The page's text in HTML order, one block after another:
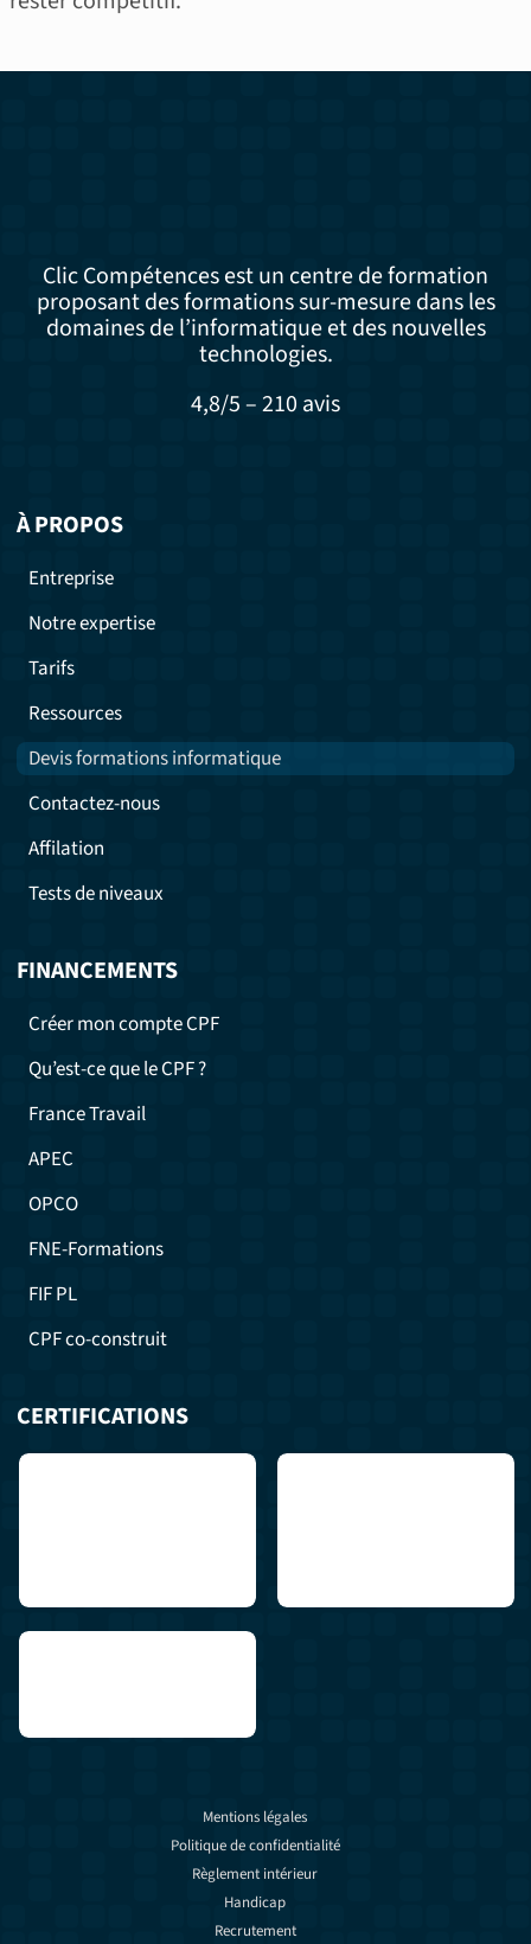
Clic Compétences est un centre de formation
proposant des formations sur-mesure dans les
domaines de l’informatique et des nouvelles
technologies.
4,8/5 – 210 avis
À PROPOS
Entreprise
Notre expertise
Tarifs
Ressources
Devis formations informatique
Contactez-nous
Affilation
Tests de niveaux
CERTIFICATIONS
FINANCEMENTS
Créer mon compte CPF
Qu’est-ce que le CPF ?
France Travail
APEC
OPCO
FNE-Formations
FIF PL
CPF co-construit
Mentions légales
Politique de confidentialité
Règlement intérieur
Handicap
Recrutement